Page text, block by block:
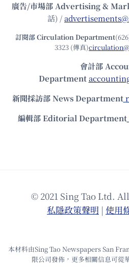
廣告/市場部Advertising &
話) /
訂閱部 Circulation Department
3323 (傳真)
會計部
Department
新聞採訪部 News Department
編輯部 Editorial Department
© 2021 Sing Tao Ltd.
私隱政策聲明 | 使⽤
本材料由Sing Tao Newspapers San
限公司發佈，更多相關信息可從